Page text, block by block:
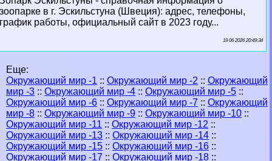
зоопарке в г. Эскильстуна (Швеция): адрес, телефоны,
график работы, официальный сайт в 2023 году...
19 06 2026 20:49:34
Еще:
Окружающий мир -1 :: Окружающий мир -2 :: Окружающий
мир -3 :: Окружающий мир -4 :: Окружающий мир -5 ::
Окружающий мир -6 :: Окружающий мир -7 :: Окружающий
мир -8 :: Окружающий мир -9 :: Окружающий мир -10 ::
Окружающий мир -11 :: Окружающий мир -12 ::
Окружающий мир -13 :: Окружающий мир -14 ::
Окружающий мир -15 :: Окружающий мир -16 ::
Окружающий мир -17 :: Окружающий мир -18 ::